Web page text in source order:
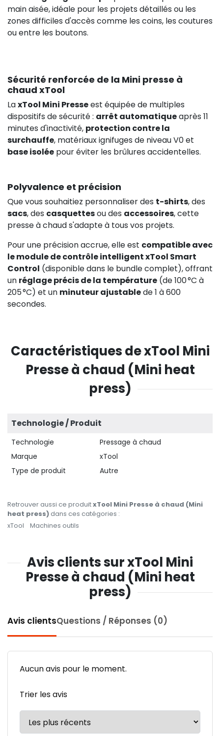
main aisée, idéale pour les projets détaillés ou les
zones difficiles d'accès comme les coins, les coutures
ou entre les boutons.
Sécurité renforcée de la Mini presse à
chaud xTool
LaxTool Mini Presseest équipée de multiples
dispositifs de sécurité : arrêt automatiqueaprès 11
minutes d'inactivité, protection contre la
surchauffe, matériaux ignifuges de niveau V0 et
base isolée pour éviter les brûlures accidentelles.
Polyvalence et précision
Que vous souhaitiez personnaliser des t-shirts, des
sacs, des casquettesou des accessoires, cette
presse à chaud s'adapte à tous vos projets.
Pour une précision accrue, elle est compatible avec
le module de contrôle intelligent xTool Smart
Control (disponible dans le bundle complet), offrant
un réglage précis de la température (de 100 °C à
205 °C) et un minuteur ajustablede 1 à 600
secondes.
Caractéristiques de xTool Mini
Presse à chaud (Mini heat
press)
Technologie / Produit
Technologie
Pressage à chaud
Marque
xTool
Type de produit
Autre
Retrouver aussi ce produitxTool Mini Presse à chaud (Mini
heat press)dans ces catégories :
xTool
Machines outils
Avis clients sur xTool Mini
Presse à chaud (Mini heat
press)
Avis clientsQuestions / Réponses (0)
Aucun avis pour le moment.
Trier les avis